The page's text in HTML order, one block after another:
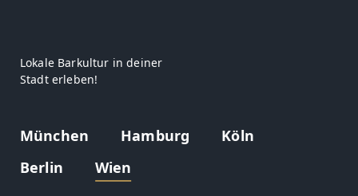
Lokale Barkultur in deiner
Stadt erleben!
München Hamburg
Köln
Berlin
Wien